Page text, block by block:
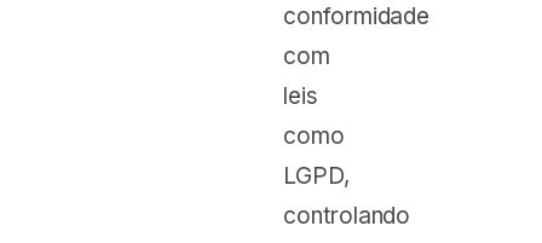
conformidade
com
leis
como
LGPD,
controlando